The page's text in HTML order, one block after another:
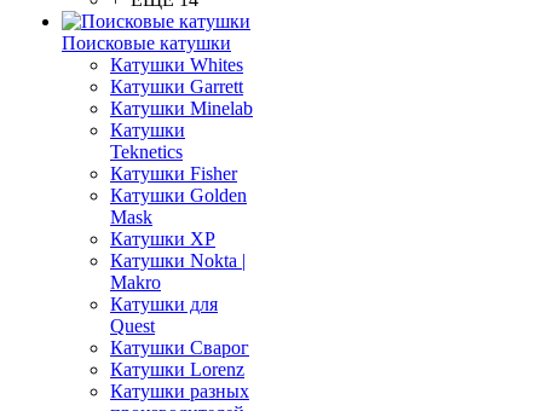
Поисковые катушки
Катушки Whites
Катушки Garrett
Катушки Minelab
Катушки
Teknetics
Катушки Fisher
Катушки Golden
Mask
Катушки XP
Катушки Nokta |
Makro
Катушки для
Quest
Катушки Сварог
Катушки Lorenz
Катушки разных